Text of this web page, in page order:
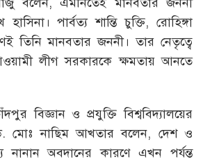
হাসিনা। পার্বত্য শান্তি চুক্তি, রোহিঙ্গা
তিনি মানবতার জননী। তার নেতৃত্বে
লীগ সরকারকে ক্ষমতায় আনতে
বিজ্ঞান ও প্রযুক্তি বিশ্ববিদ্যালয়ের
মোঃ নাছিম আখতার বলেন, দেশ ও
নানান অবদানের কারণে এখন পর্যন্ত